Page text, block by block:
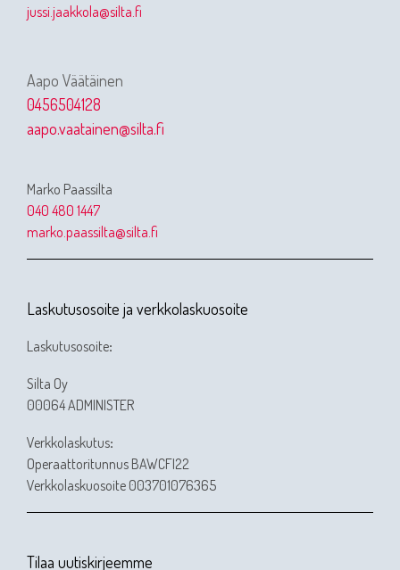
jussi.jaakkola@silta.fi
Aapo Väätäinen
0456504128
aapo.vaatainen@silta.fi
Marko Paassilta
040 480 1447
marko.paassilta@silta.fi
Laskutusosoite ja verkkolaskuosoite
Laskutusosoite:
Silta Oy
00064 ADMINISTER
Verkkolaskutus:
Operaattoritunnus BAWCFI22
Verkkolaskuosoite 003701076365
Tilaa uutiskirjeemme